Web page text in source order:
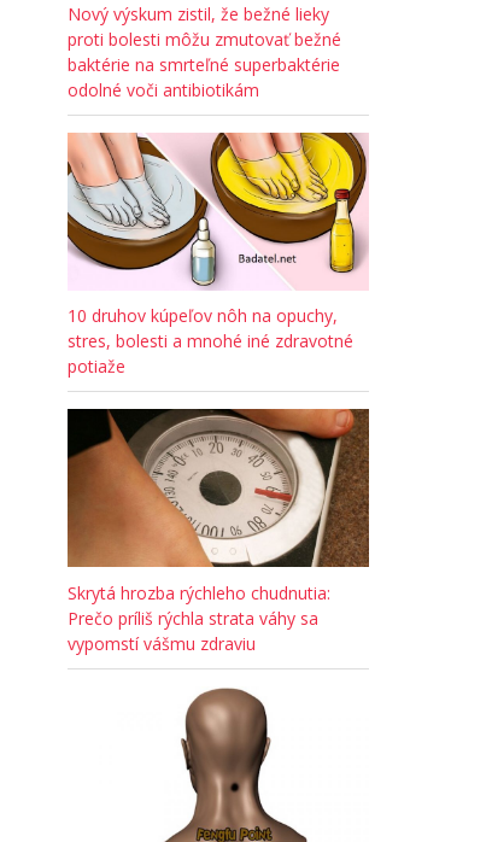
Nový výskum zistil, že bežné lieky
proti bolesti môžu zmutovať bežné
baktérie na smrteľné superbaktérie
odolné voči antibiotikám
10 druhov kúpeľov nôh na opuchy,
stres, bolesti a mnohé iné zdravotné
potiaže
Skrytá hrozba rýchleho chudnutia:
Prečo príliš rýchla strata váhy sa
vypomstí vášmu zdraviu